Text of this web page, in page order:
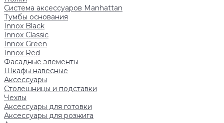
Система аксессуаров Manhattan
Тумбы основания
Innox Black
Innox Classic
Innox Green
Innox Red
Фасадные элементы
Шкафы навесные
Аксессуары
Столешницы и подставки
Чехлы
Аксессуары для готовки
Аксессуары для розжига